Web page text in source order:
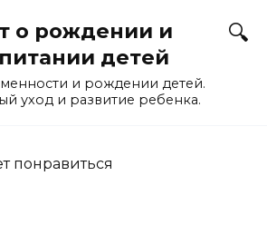
о рождении и
детей
и рождении детей.
уход и развитие ребенка.
понравиться